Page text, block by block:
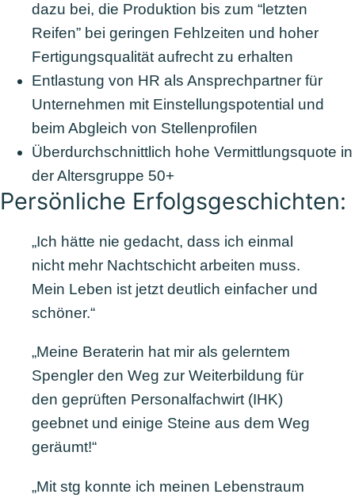
dazu bei, die Produktion bis zum “letzten
Reifen” bei geringen Fehlzeiten und hoher
Fertigungsqualität aufrecht zu erhalten
Entlastung von HR als Ansprechpartner für
Unternehmen mit Einstellungspotential und
beim Abgleich von Stellenprofilen
Überdurchschnittlich hohe Vermittlungsquote in
der Altersgruppe 50+
Persönliche Erfolgsgeschichten:
„Ich hätte nie gedacht, dass ich einmal
nicht mehr Nachtschicht arbeiten muss.
Mein Leben ist jetzt deutlich einfacher und
schöner.“
„Meine Beraterin hat mir als gelerntem
Spengler den Weg zur Weiterbildung für
den geprüften Personalfachwirt (IHK)
geebnet und einige Steine aus dem Weg
geräumt!“
„Mit stg konnte ich meinen Lebenstraum